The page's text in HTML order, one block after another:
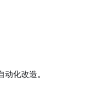
化改造。